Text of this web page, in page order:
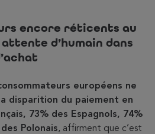
encore réticents au
d’humain dans
européens ne
disparition du paiement en
73% des Espagnols, 74%
Polonais, affirment que c’est